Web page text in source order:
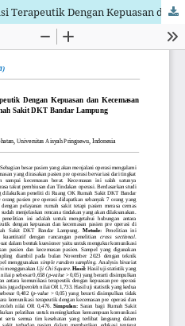
Hubungan Antara Komunikasi Terapeutik Dengan Kepuasan dan Kecemasan Pasien Pre Operasi di Ruang OK Rumah Sakit DKT Bandar Lampung